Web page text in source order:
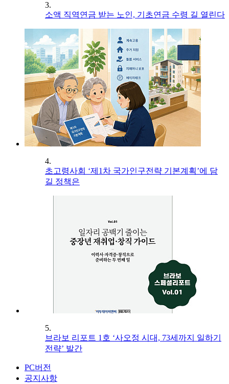
3.
소액 직역연금 받는 노인, 기초연금 수령 길 열린다
4.
초고령사회 ‘제1차 국가인구전략 기본계획’에 담
길 정책은
5.
브라보 리포트 1호 ‘사오정 시대, 73세까지 일하기
전략’ 발간
PC버전
공지사항